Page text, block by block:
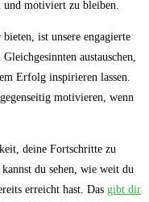
und motiviert zu bleiben.
ist unsere engagierte
⁤austauschen,
Erfolg inspirieren lassen.
motivieren, wenn
deine Fortschritte zu
du sehen, wie weit du
erreicht hast. Das gibt dir